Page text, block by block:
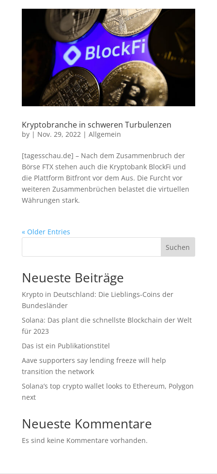
Kryptobranche in schweren Turbulenzen
by | Nov. 29, 2022| Allgemein
[tagesschau.de] – Nach dem Zusammenbruch der
Börse FTX stehen auch die Kryptobank BlockFi und
die Plattform Bitfront vor dem Aus. Die Furcht vor
weiteren Zusammenbrüchen belastet die virtuellen
Währungen stark.
« Older Entries
Suchen
Neueste Beiträge
Krypto in Deutschland: Die Lieblings-Coins der
Bundesländer
Solana: Das plant die schnellste Blockchain der Welt
für 2023
Das ist ein Publikationstitel
Aave supporters say lending freeze will help
transition the network
Solana’s top crypto wallet looks to Ethereum, Polygon
next
Neueste Kommentare
Es sind keine Kommentare vorhanden.